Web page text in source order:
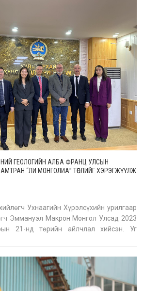
ГЕОЛОГИЙН АЛБА ФРАНЦ УЛСЫН
“ЛИ МОНГОЛИА” ТӨСЛИЙГ ХЭРЭГЖҮҮЛЖ
Ухнаагийн Хүрэлсүхийн урилгаар
Эммануэл Макрон Монгол Улсад 2023
21-нд төрийн айлчлал хийсэн. Уг